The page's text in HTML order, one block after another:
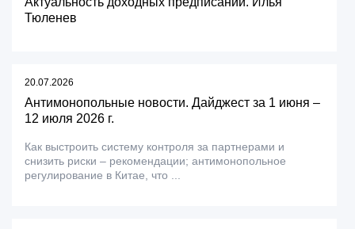
Тюленев
20.07.2026
Антимонопольные новости. Дайджест за 1 июня –
12 июля 2026 г.
Как выстроить систему контроля за партнерами и
снизить риски – рекомендации; антимонопольное
регулирование в Китае, что ...